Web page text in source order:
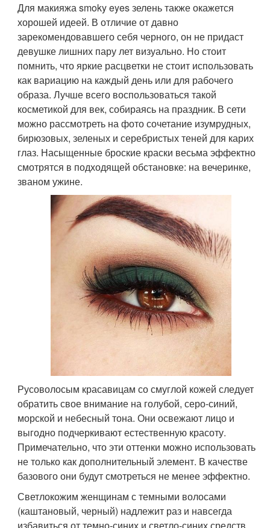
Для макияжа smoky eyes зелень также окажется
хорошей идеей. В отличие от давно
зарекомендовавшего себя черного, он не придаст
девушке лишних пару лет визуально. Но стоит
помнить, что яркие расцветки не стоит использовать
как вариацию на каждый день или для рабочего
образа. Лучше всего воспользоваться такой
косметикой для век, собираясь на праздник. В сети
можно рассмотреть на фото сочетание изумрудных,
бирюзовых, зеленых и серебристых теней для карих
глаз. Насыщенные броские краски весьма эффектно
смотрятся в подходящей обстановке: на вечеринке,
званом ужине.
Русоволосым красавицам со смуглой кожей следует
обратить свое внимание на голубой, серо-синий,
морской и небесный тона. Они освежают лицо и
выгодно подчеркивают естественную красоту.
Примечательно, что эти оттенки можно использовать
не только как дополнительный элемент. В качестве
базового они будут смотреться не менее эффектно.
Светлокожим женщинам с темными волосами
(каштановый, черный) надлежит раз и навсегда